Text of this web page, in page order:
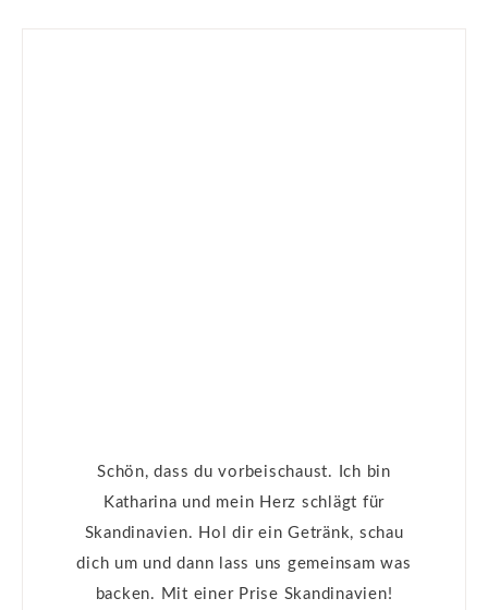
Schön, dass du vorbeischaust. Ich bin
Katharina und mein Herz schlägt für
Skandinavien. Hol dir ein Getränk, schau
dich um und dann lass uns gemeinsam was
backen. Mit einer Prise Skandinavien!